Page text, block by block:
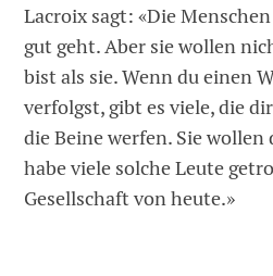
Lacroix sagt: «Die
gut geht. Aber sie wollen
bist als sie. Wenn du einen
verfolgst, gibt es viele, die
die Beine werfen. Sie
habe viele solche Leute
Gesellschaft von heute.»